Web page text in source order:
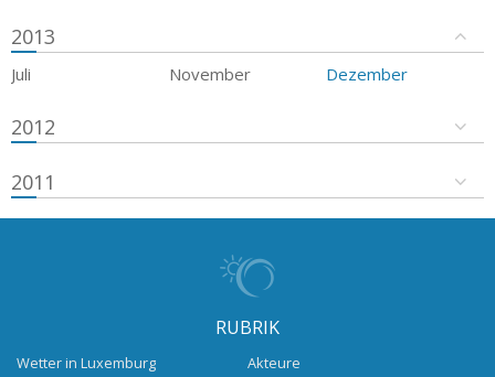
2013
Juli November Dezember
2012
2011
RUBRIK
Wetter in Luxemburg
Akteure